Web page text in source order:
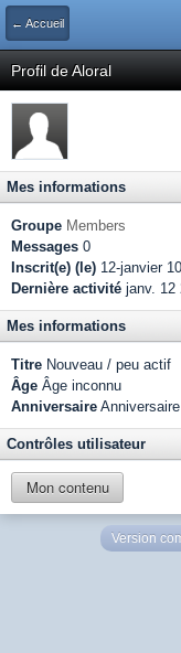
← Accueil
Profil de Aloral
Mes informations
Groupe Members
Messages 0
Inscrit(e) (le) 12-janvier 10
Dernière activité janv. 12
Mes informations
Titre Nouveau / peu actif
Âge Âge inconnu
Anniversaire
Contrôles utilisateur
Mon contenu
Version